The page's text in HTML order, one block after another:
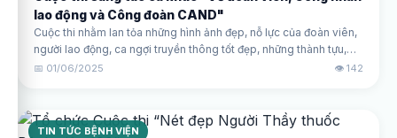
lao động và Công đoàn CAND"
Cuộc thi nhằm lan tỏa những hình ảnh đẹp, nỗ lực của đoàn viên,
người lao động, ca ngợi truyền thông tốt đẹp, những thành tựu,
đóng góp to lớn của tổ chức Công đoàn CAND góp phần xây
quốc.
📅 01/06/2025 👁️ 142
TIN TỨC BỆNH VIỆN